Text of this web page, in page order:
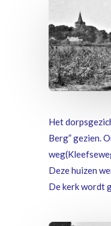
Het
Berg” gezien.
Deze huizen
De kerk wordt